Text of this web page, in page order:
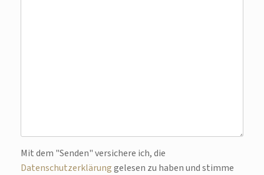
Bitte lasse dieses Feld leer.
Mit dem "Senden" versichere ich, die
Datenschutzerklärunggelesen zu haben und stimme